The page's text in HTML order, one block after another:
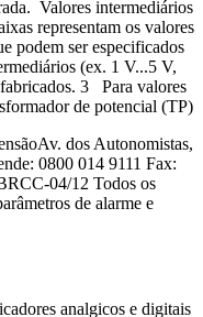
Valores intermediários
representam os valores
podem ser especificados
(ex. 1 V...5 V,
3 Para valores
de potencial (TP)
dos Autonomistas,
0800 014 9111 Fax:
04/12 Todos os
de alarme e
analgicos e digitais